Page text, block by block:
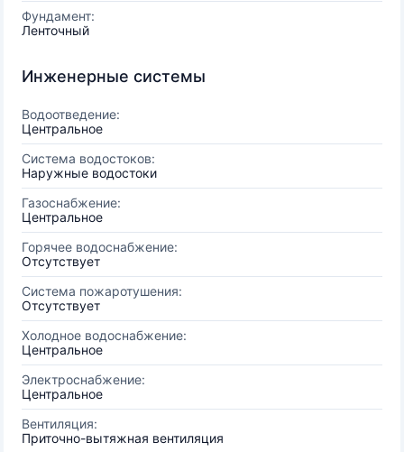
Фундамент:
Ленточный
Инженерные системы
Водоотведение:
Центральное
Система водостоков:
Наружные водостоки
Газоснабжение:
Центральное
Горячее водоснабжение:
Отсутствует
Система пожаротушения:
Отсутствует
Холодное водоснабжение:
Центральное
Электроснабжение:
Центральное
Вентиляция:
Приточно-вытяжная вентиляция